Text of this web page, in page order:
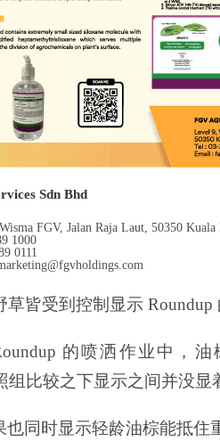
Sdn Bhd
FGV, Jalan Raja Laut, 50350
1000
0111
皆受到控制显示 Roundup
的喷洒作业中，
组比较之下显示之间并没显
也同时显示轻龄油棕能抵住